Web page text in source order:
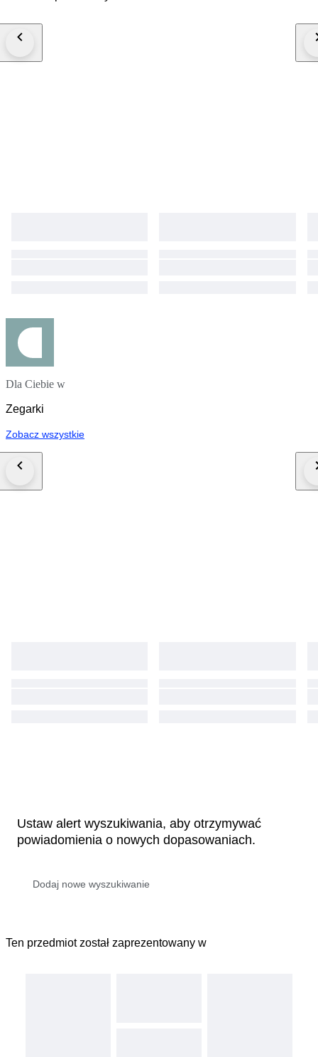
Dla Ciebie w
Zegarki
Zobacz wszystkie
Ustaw alert wyszukiwania, aby otrzymywać
powiadomienia o nowych dopasowaniach.
Ten przedmiot został zaprezentowany w